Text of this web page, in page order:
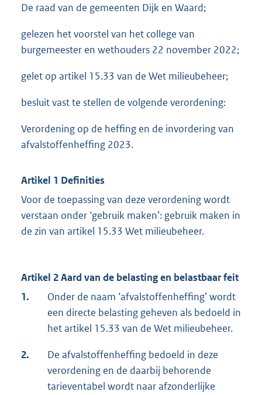
De raad van de gemeenten Dijk en Waard;
gelezen het voorstel van het college van
burgemeester en wethouders 22 november 2022;
gelet op artikel 15.33 van de Wet milieubeheer;
besluit vast te stellen de volgende verordening:
Verordening op de heffing en de invordering van
afvalstoffenheffing 2023.
Artikel 1 Definities
Voor de toepassing van deze verordening wordt
verstaan onder ‘gebruik maken’: gebruik maken in
de zin van artikel 15.33 Wet milieubeheer.
Artikel 2 Aard van de belasting en belastbaar feit
1.
Onder de naam ‘afvalstoffenheffing’ wordt
een directe belasting geheven als bedoeld in
het artikel 15.33 van de Wet milieubeheer.
2.
De afvalstoffenheffing bedoeld in deze
verordening en de daarbij behorende
tarieventabel wordt naar afzonderlijke